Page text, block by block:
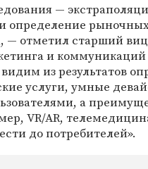
—
определение
— отметил старший
и коммуникаций
из результатов
услуги, умные
а
VR/AR,
до потребителей».